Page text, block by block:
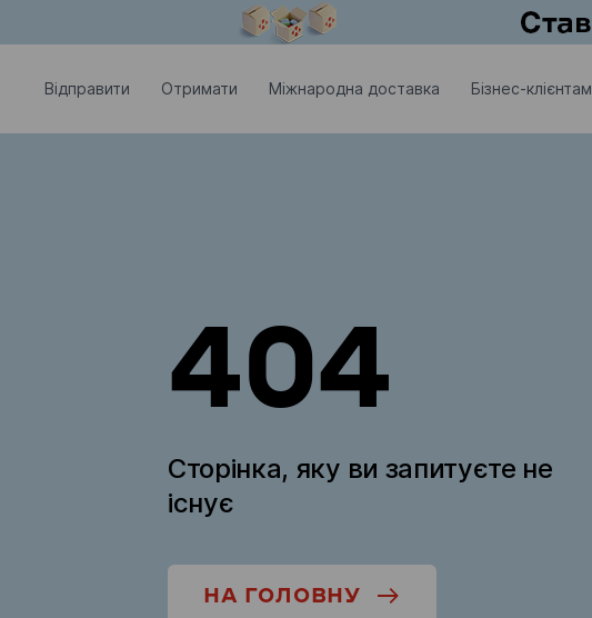
Відправити Отримати Міжнародна доставка Бізнес-клієнтам
404
Сторінка, яку ви запитуєте не
існує
НА ГОЛОВНУ